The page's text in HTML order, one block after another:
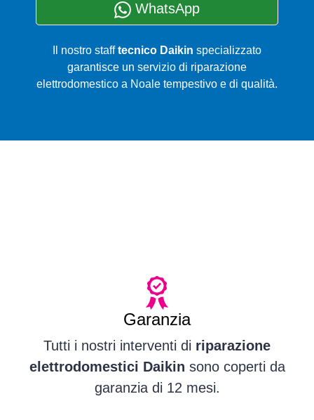
WhatsApp
Il nostro stafftecnico Daikin specializzato
garantisce un servizio di riparazione
elettrodomestico a Noale tempestivo e di qualità.
Garanzia
Tutti i nostri interventi di riparazione
elettrodomestici Daikin sono coperti da
garanzia di 12 mesi.